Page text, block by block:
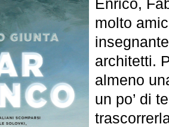
molto
architetti.
almeno
un po’ di